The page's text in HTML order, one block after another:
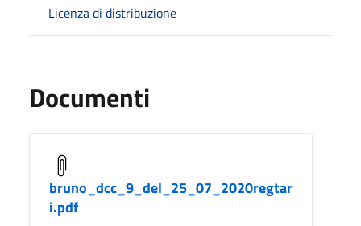
Licenza di distribuzione
Documenti
bruno_dcc_9_del_25_07_2020regtar
i.pdf